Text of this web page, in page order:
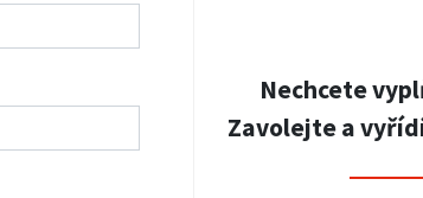
Nechcete
Zavolejte a